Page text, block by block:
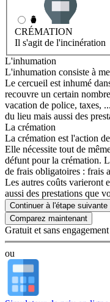
CRÉMATION
Il s'agit de l'incinération
L'inhumation
L'inhumation consiste à
Le cercueil est inhumé
recouvre un certain
vacation de police, taxes,
du lieu mais aussi des
La crémation
La crémation est l'action
Elle nécessite tout de
défunt pour la crémation.
de frais obligatoires : frais
Les autres coûts varieront
aussi des prestations que
Continuer à l'étape suivante
Gratuit et sans engagement
ou